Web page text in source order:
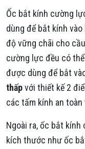
Ốc bắt kính cường
dùng để bắt kính
độ vững chãi cho
cường lực đều có
được dùng để bắt
thấpvới thiết kế 2
các tấm kính an toàn
Ngoài ra, ốc bắt
kích thước như ốc